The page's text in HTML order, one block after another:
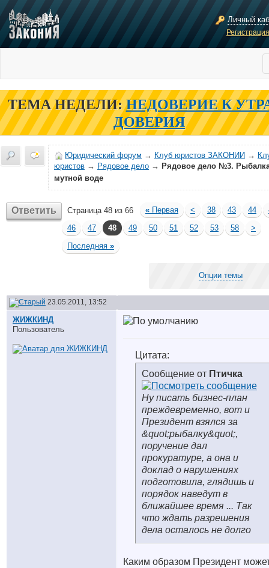
Личный
ТЕМА НЕДЕЛИ: НЕДОВЕРИЕ К
ДОВЕРИЯ
Юридический форум → Клуб юристов ЗАКОНИИ →
юристов → Рядовое дело → Рядовое дело №3.
мутной воде
Ответить Страница 48 из 66 « Первая < 38 43 44
46
47 48 49 50 51 52 53 58
>
Последняя »
Опции темы
23.05.2011, 13:52
ЖИЖКИНД
Пользователь
Цитата:
Сообщение от Птичка
Ну писать бизнес-план
преждевременно, вот и
Президент взялся за
&quot;рыбалку&quot;,
поручение дал
прокуратуре, а она и
доклад о нарушениях
подготовила, глядишь и
порядок наведут в
ближайшее время ... Так
что ждать разрешения
дела осталось не долго
Каким образом Президент